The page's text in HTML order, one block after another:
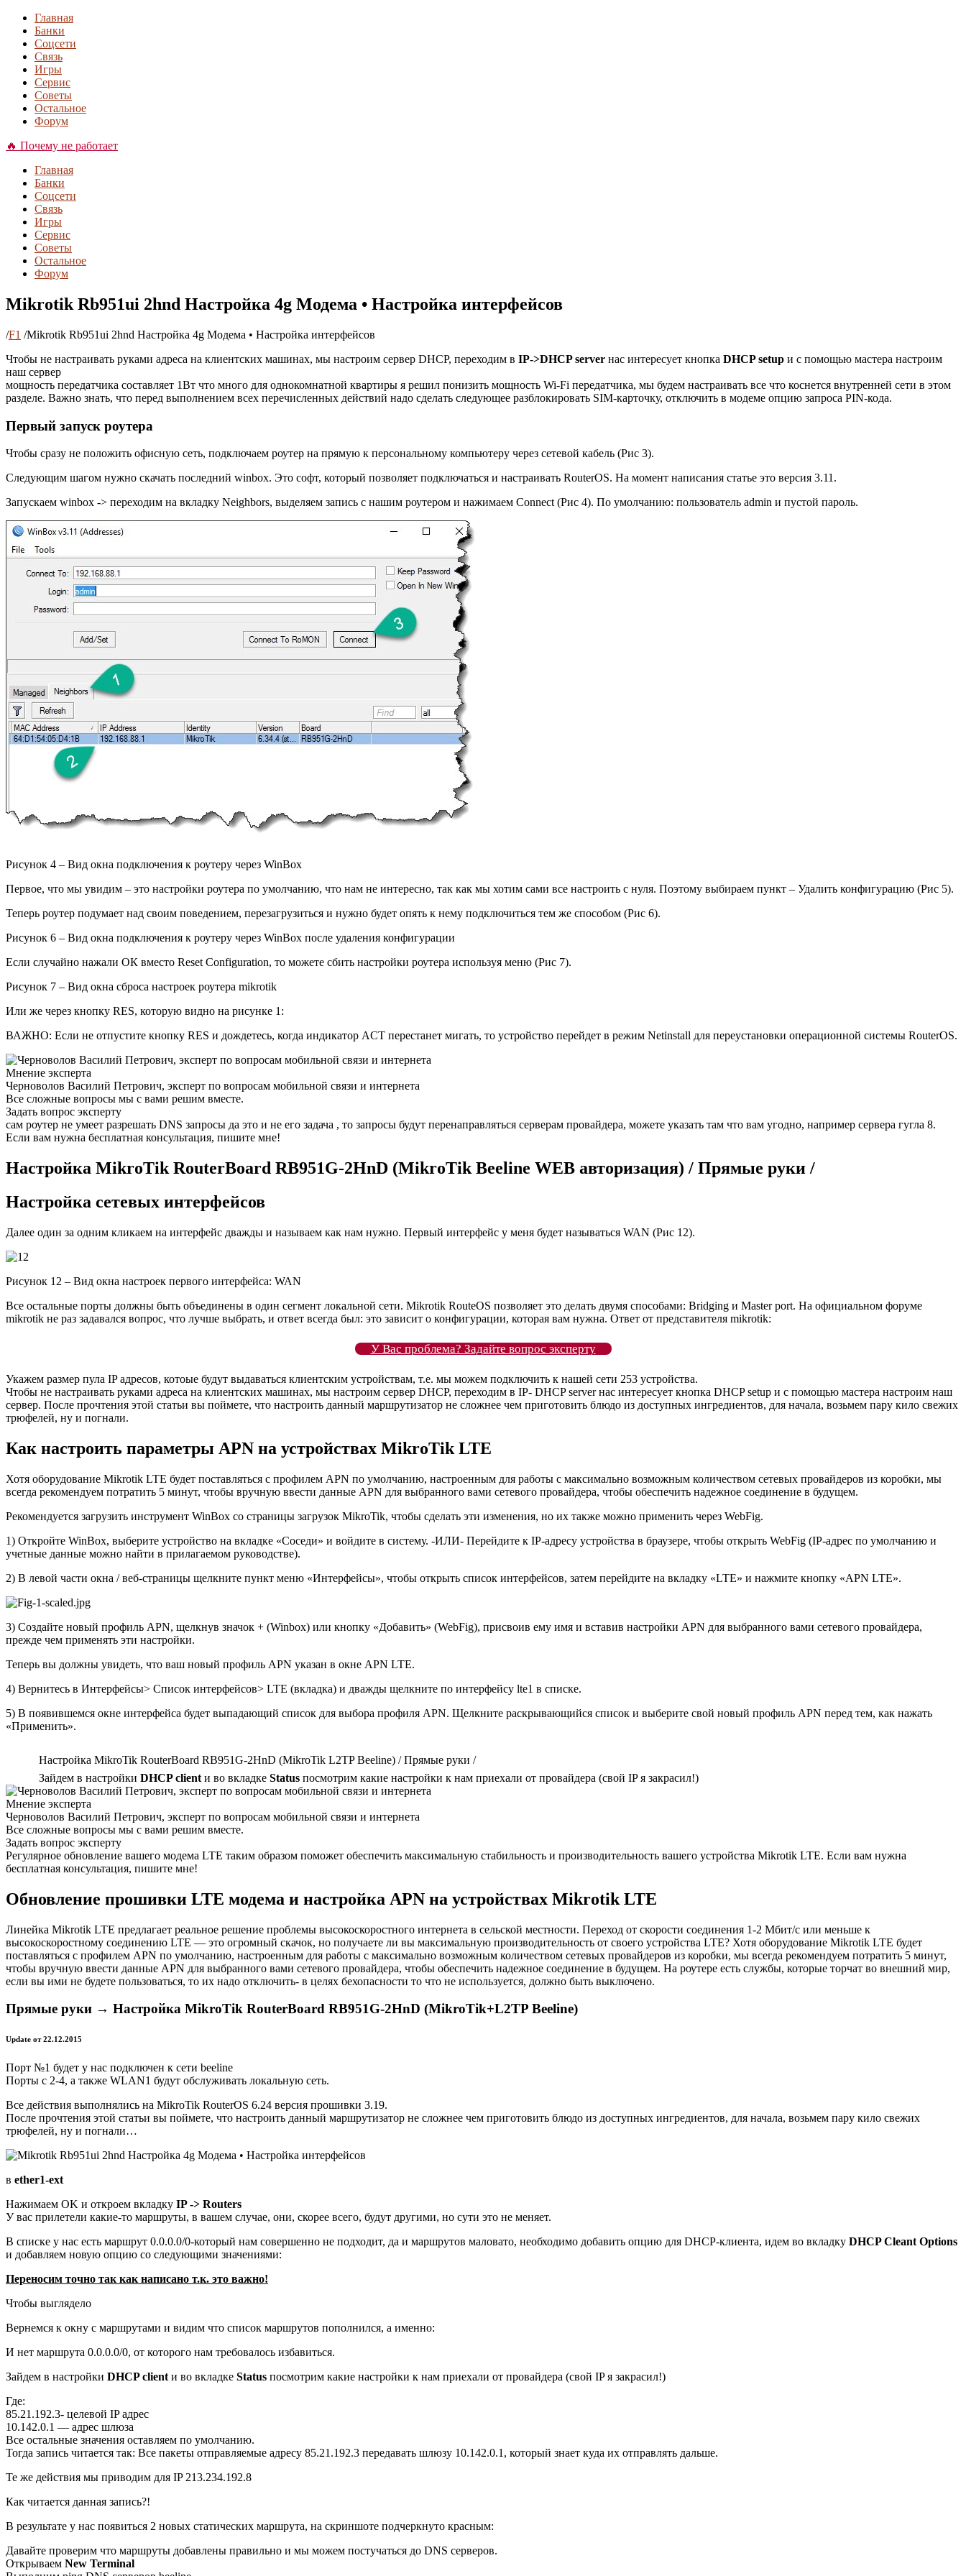
Главная
Банки
Соцсети
Связь
Игры
Сервис
Советы
Остальное
Форум
🔥 Почему не работает
Главная
Банки
Соцсети
Связь
Игры
Сервис
Советы
Остальное
Форум
Mikrotik Rb951ui 2hnd Настройка 4g Модема • Настройка интерфейсов
/F1 /Mikrotik Rb951ui 2hnd Настройка 4g Модема • Настройка интерфейсов
Чтобы не настраивать руками адреса на клиентских машинах, мы настроим сервер DHCP, переходим в IP->DHCP server нас интересует кнопка DHCP setup и с помощью мастера настроим
наш сервер
мощность передатчика составляет 1Вт что много для однокомнатной квартиры я решил понизить мощность Wi-Fi передатчика, мы будем настраивать все что коснется внутренней сети в этом
разделе. Важно знать, что перед выполнением всех перечисленных действий надо сделать следующее разблокировать SIM-карточку, отключить в модеме опцию запроса PIN-кода.
Первый запуск роутера
Чтобы сразу не положить офисную сеть, подключаем роутер на прямую к персональному компьютеру через сетевой кабель (Рис 3).
Следующим шагом нужно скачать последний winbox. Это софт, который позволяет подключаться и настраивать RouterOS. На момент написания статье это версия 3.11.
Запускаем winbox -> переходим на вкладку Neighbors, выделяем запись с нашим роутером и нажимаем Connect (Рис 4). По умолчанию: пользователь admin и пустой пароль.
Рисунок 4 – Вид окна подключения к роутеру через WinBox
Первое, что мы увидим – это настройки роутера по умолчанию, что нам не интересно, так как мы хотим сами все настроить с нуля. Поэтому выбираем пункт – Удалить конфигурацию (Рис 5).
Теперь роутер подумает над своим поведением, перезагрузиться и нужно будет опять к нему подключиться тем же способом (Рис 6).
Рисунок 6 – Вид окна подключения к роутеру через WinBox после удаления конфигурации
Если случайно нажали ОК вместо Reset Configuration, то можете сбить настройки роутера используя меню (Рис 7).
Рисунок 7 – Вид окна сброса настроек роутера mikrotik
Или же через кнопку RES, которую видно на рисунке 1:
ВАЖНО: Если не отпустите кнопку RES и дождетесь, когда индикатор ACT перестанет мигать, то устройство перейдет в режим Netinstall для переустановки операционной системы RouterOS.
Мнение эксперта
Черноволов Василий Петрович, эксперт по вопросам мобильной связи и интернета
Все сложные вопросы мы с вами решим вместе.
Задать вопрос эксперту
сам роутер не умеет разрешать DNS запросы да это и не его задача , то запросы будут перенаправляться серверам провайдера, можете указать там что вам угодно, например сервера гугла 8.
Если вам нужна бесплатная консультация, пишите мне!
Настройка MikroTik RouterBoard RB951G-2HnD (MikroTik Beeline WEB авторизация) / Прямые руки /
Настройка сетевых интерфейсов
Далее один за одним кликаем на интерфейс дважды и называем как нам нужно. Первый интерфейс у меня будет называться WAN (Рис 12).
Рисунок 12 – Вид окна настроек первого интерфейса: WAN
Все остальные порты должны быть объединены в один сегмент локальной сети. Mikrotik RouteOS позволяет это делать двумя способами: Bridging и Master port. На официальном форуме
mikrotik не раз задавался вопрос, что лучше выбрать, и ответ всегда был: это зависит о конфигурации, которая вам нужна. Ответ от представителя mikrotik:
У Вас проблема? Задайте вопрос эксперту
Укажем размер пула IP адресов, котоые будут выдаваться клиентским устройствам, т.е. мы можем подключить к нашей сети 253 устройства.
Чтобы не настраивать руками адреса на клиентских машинах, мы настроим сервер DHCP, переходим в IP- DHCP server нас интересует кнопка DHCP setup и с помощью мастера настроим наш
сервер. После прочтения этой статьи вы поймете, что настроить данный маршрутизатор не сложнее чем приготовить блюдо из доступных ингредиентов, для начала, возьмем пару кило свежих
трюфелей, ну и погнали.
Как настроить параметры APN на устройствах MikroTik LTE
Хотя оборудование Mikrotik LTE будет поставляться с профилем APN по умолчанию, настроенным для работы с максимально возможным количеством сетевых провайдеров из коробки, мы
всегда рекомендуем потратить 5 минут, чтобы вручную ввести данные APN для выбранного вами сетевого провайдера, чтобы обеспечить надежное соединение в будущем.
Рекомендуется загрузить инструмент WinBox со страницы загрузок MikroTik, чтобы сделать эти изменения, но их также можно применить через WebFig.
1) Откройте WinBox, выберите устройство на вкладке «Соседи» и войдите в систему. -ИЛИ- Перейдите к IP-адресу устройства в браузере, чтобы открыть WebFig (IP-адрес по умолчанию и
учетные данные можно найти в прилагаемом руководстве).
2) В левой части окна / веб-страницы щелкните пункт меню «Интерфейсы», чтобы открыть список интерфейсов, затем перейдите на вкладку «LTE» и нажмите кнопку «APN LTE».
3) Создайте новый профиль APN, щелкнув значок + (Winbox) или кнопку «Добавить» (WebFig), присвоив ему имя и вставив настройки APN для выбранного вами сетевого провайдера,
прежде чем применять эти настройки.
Теперь вы должны увидеть, что ваш новый профиль APN указан в окне APN LTE.
4) Вернитесь в Интерфейсы> Список интерфейсов> LTE (вкладка) и дважды щелкните по интерфейсу lte1 в списке.
5) В появившемся окне интерфейса будет выпадающий список для выбора профиля APN. Щелкните раскрывающийся список и выберите свой новый профиль APN перед тем, как нажать
«Применить».
Настройка MikroTik RouterBoard RB951G-2HnD (MikroTik L2TP Beeline) / Прямые руки /
Зайдем в настройки DHCP client и во вкладке Status посмотрим какие настройки к нам приехали от провайдера (свой IP я закрасил!)
Мнение эксперта
Черноволов Василий Петрович, эксперт по вопросам мобильной связи и интернета
Все сложные вопросы мы с вами решим вместе.
Задать вопрос эксперту
Регулярное обновление вашего модема LTE таким образом поможет обеспечить максимальную стабильность и производительность вашего устройства Mikrotik LTE. Если вам нужна
бесплатная консультация, пишите мне!
Обновление прошивки LTE модема и настройка APN на устройствах Mikrotik LTE
Линейка Mikrotik LTE предлагает реальное решение проблемы высокоскоростного интернета в сельской местности. Переход от скорости соединения 1-2 Мбит/с или меньше к
высокоскоростному соединению LTE — это огромный скачок, но получаете ли вы максимальную производительность от своего устройства LTE? Хотя оборудование Mikrotik LTE будет
поставляться с профилем APN по умолчанию, настроенным для работы с максимально возможным количеством сетевых провайдеров из коробки, мы всегда рекомендуем потратить 5 минут,
чтобы вручную ввести данные APN для выбранного вами сетевого провайдера, чтобы обеспечить надежное соединение в будущем. На роутере есть службы, которые торчат во внешний мир,
если вы ими не будете пользоваться, то их надо отключить- в целях бехопасности то что не используется, должно быть выключено.
Прямые руки → Настройка MikroTik RouterBoard RB951G-2HnD (MikroTik+L2TP Beeline)
Update от 22.12.2015
Порт №1 будет у нас подключен к сети beeline
Порты с 2-4, а также WLAN1 будут обслуживать локальную сеть.
Все действия выполнялись на MikroTik RouterOS 6.24 версия прошивки 3.19.
После прочтения этой статьи вы поймете, что настроить данный маршрутизатор не сложнее чем приготовить блюдо из доступных ингредиентов, для начала, возьмем пару кило свежих
трюфелей, ну и погнали…
в ether1-ext
Нажимаем OK и откроем вкладку IP -> Routers
У вас прилетели какие-то маршруты, в вашем случае, они, скорее всего, будут другими, но сути это не меняет.
В списке у нас есть маршрут 0.0.0.0/0-который нам совершенно не подходит, да и маршрутов маловато, необходимо добавить опцию для DHCP-клиента, идем во вкладку DHCP Cleant Options
и добавляем новую опцию со следующими значениями:
Переносим точно так как написано т.к. это важно!
Чтобы выглядело
Вернемся к окну с маршрутами и видим что список маршрутов пополнился, а именно:
И нет маршрута 0.0.0.0/0, от которого нам требовалось избавиться.
Зайдем в настройки DHCP client и во вкладке Status посмотрим какие настройки к нам приехали от провайдера (свой IP я закрасил!)
Где:
85.21.192.3- целевой IP адрес
10.142.0.1 — адрес шлюза
Все остальные значения оставляем по умолчанию.
Тогда запись читается так: Все пакеты отправляемые адресу 85.21.192.3 передавать шлюзу 10.142.0.1, который знает куда их отправлять дальше.
Те же действия мы приводим для IP 213.234.192.8
Как читается данная запись?!
В результате у нас появиться 2 новых статических маршрута, на скриншоте подчеркнуто красным:
Давайте проверим что маршруты добавлены правильно и мы можем постучаться до DNS серверов.
Открываем New Terminal